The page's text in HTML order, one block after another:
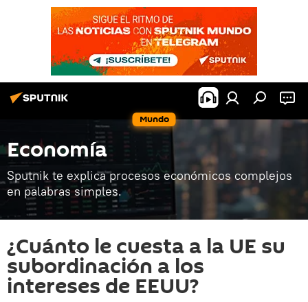
Mundo
Economía
Sputnik te explica procesos económicos complejos
en palabras simples.
¿Cuánto le cuesta a la UE su
subordinación a los
intereses de EEUU?